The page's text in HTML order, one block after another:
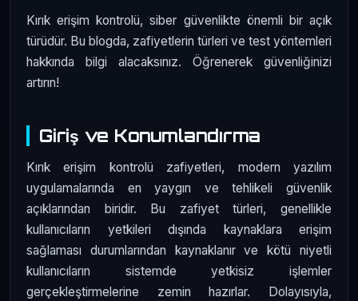
Kırık erişim kontrolü, siber güvenlikte önemli bir açık
türüdür. Bu blogda, zafiyetlerin türleri ve test yöntemleri
hakkında bilgi alacaksınız. Öğrenerek güvenliğinizi
artırın!
Giriş ve Konumlandırma
Kırık erişim kontrolü zafiyetleri, modern yazılım
uygulamalarında en yaygın ve tehlikeli güvenlik
açıklarından biridir. Bu zafiyet türleri, genellikle
kullanıcıların yetkileri dışında kaynaklara erişim
sağlaması durumlarından kaynaklanır ve kötü niyetli
kullanıcıların sistemde yetkisiz işlemler
gerçekleştirmelerine zemin hazırlar. Dolayısıyla,